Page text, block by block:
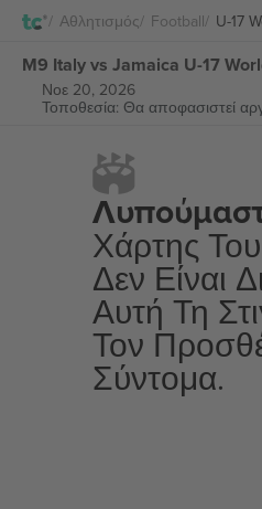
Αθλητισμός Football U-17
Νοε 20, 2026
Τοποθεσία: Θα αποφασιστεί
Χάρτης
Δεν Είναι
Αυτή Τη
Τον
Σύντομα.